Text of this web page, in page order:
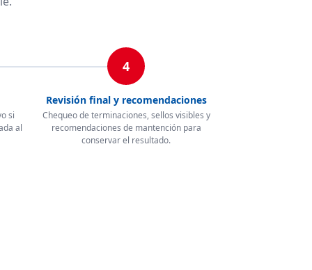
si
al
4
Revisión final y recomendaciones
Chequeo de terminaciones, sellos visibles y
recomendaciones de mantención para
conservar el resultado.